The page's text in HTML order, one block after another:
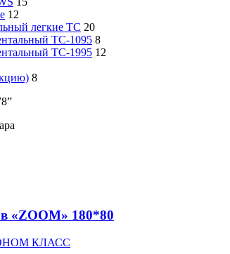
12
легкие ТС 20
TC-1095 8
TC-1995 12
8
«ZOOM» 180*80
КЛАСС